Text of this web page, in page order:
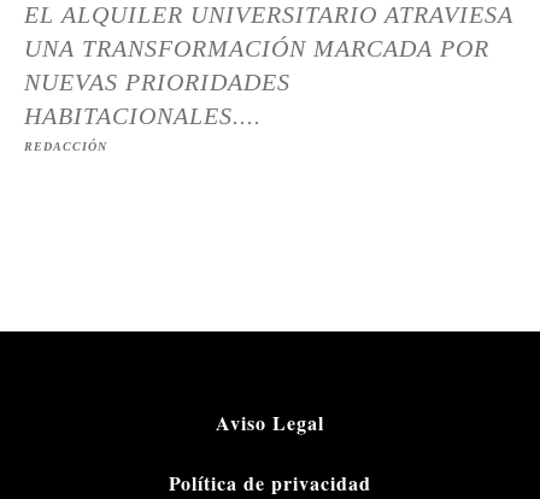
EL ALQUILER UNIVERSITARIO ATRAVIESA
UNA TRANSFORMACIÓN MARCADA POR
NUEVAS PRIORIDADES
HABITACIONALES....
REDACCIÓN
Aviso Legal
Política de privacidad